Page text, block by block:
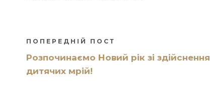
ПОПЕРЕДНІЙ ПОСТ
Розпочинаємо Новий рік зі здійснення
дитячих мрій!